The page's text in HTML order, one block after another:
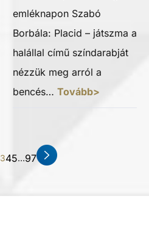
emléknapon Szabó
Borbála: Placid – játszma a
halállal című színdarabját
nézzük meg arról a
bencés… Tovább>
345…97